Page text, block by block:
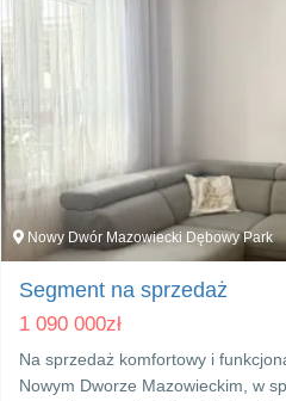
Nowy Dwór Mazowiecki Dębowy Park
Segment na sprzedaż
1 090 000zł
Na sprzedaż komfortowy i
Nowym Dworze Mazowieckim, w